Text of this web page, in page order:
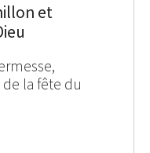
et
la fête du